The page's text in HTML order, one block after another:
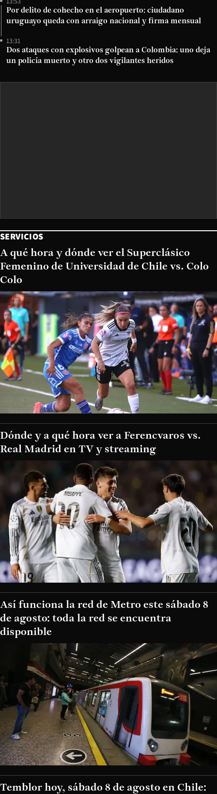
Por delito de cohecho en el aeropuerto: ciudadano
uruguayo queda con arraigo nacional y firma mensual
13:31
Dos ataques con explosivos golpean a Colombia: uno deja
un policía muerto y otro dos vigilantes heridos
SERVICIOS
A qué hora y dónde ver el Superclásico
Femenino de Universidad de Chile vs. Colo
Colo
Dónde y a qué hora ver a Ferencvaros vs.
Real Madrid en TV y streaming
Así funciona la red de Metro este sábado 8
de agosto: toda la red se encuentra
disponible
Temblor hoy, sábado 8 de agosto en Chile: